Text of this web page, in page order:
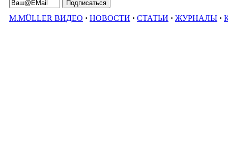
M.MÜLLER ВИДЕО · НОВОСТИ · СТАТЬИ · ЖУРНАЛЫ ·